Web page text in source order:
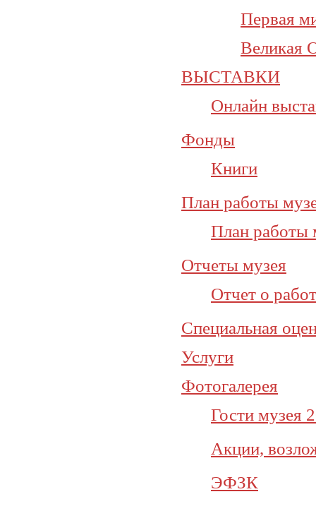
Первая
Великая
ВЫСТАВКИ
Онлайн
Фонды
Книги
План работы
План работы
Отчеты музея
Отчет о
Специальная
Услуги
Фотогалерея
Гости музея
Акции,
ЭФЗК